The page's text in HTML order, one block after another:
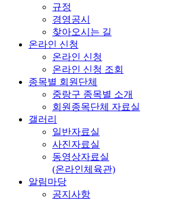
규정
경영공시
찾아오시는 길
온라인 신청
온라인 신청
온라인 신청 조회
종목별 회원단체
중랑구 종목별 소개
회원종목단체 자료실
갤러리
일반자료실
사진자료실
동영상자료실
(온라인체육관)
알림마당
공지사항